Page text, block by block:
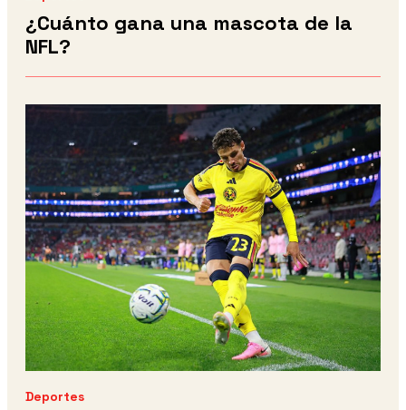
¿Cuánto gana una mascota de la
NFL?
Deportes